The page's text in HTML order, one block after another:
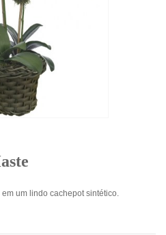
um lindo cachepot sintético.